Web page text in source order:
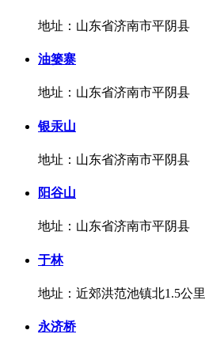
地址：山东省济南市平阴县
油篓寨
地址：山东省济南市平阴县
银汞山
地址：山东省济南市平阴县
阳谷山
地址：山东省济南市平阴县
于林
地址：近郊洪范池镇北1.5公里
永济桥